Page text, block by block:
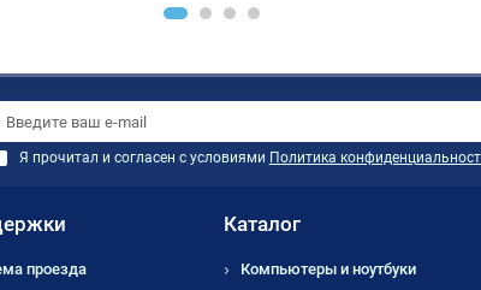
Я прочитал и согласен с условиями Политика
проезда
Каталог
Компьютеры и ноутбуки